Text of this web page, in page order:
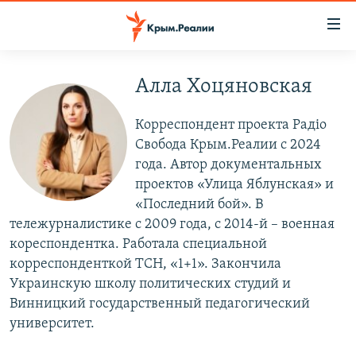
основному
содержанию
Вернутся
главной
навигации
Вернутся
поиску
НОВОСТИ
СПЕЦПРОЕКТЫ
ГРУЗ 200
КАРТА ВОЕННЫХ ОБЪЕКТОВ КРЫМА
11 ЛЕТ ОККУПАЦИИ КРЫМА. 11 ИСТОРИЙ СОПРОТИВЛЕНИЯ
ВОДА
ИСТОРИЯ
ЕЩЕ
ИНТЕРАКТИВ
ТЕЛЕПРОЕКТ КРЫМ.РЕАЛИИ
СОВЕТЫ ПРАВОЗАЩИТНИКОВ
РАДІО СВОБОДА
КАК ОБОЙТИ БЛОКИРОВКУ
Українською
Qırımtatar
Алла Хоцяновская
Корреспондент проекта Радіо
Свобода Крым.Реалии с 2024
года. Автор документальных
проектов «Улица Яблунская» и
«Последний бой». В
тележурналистике с 2009 года, с 2014-й – военная
кореспондентка. Работала специальной
корреспонденткой ТСН, «1+1». Закончила
Украинскую школу политических студий и
Винницкий государственный педагогический
университет.